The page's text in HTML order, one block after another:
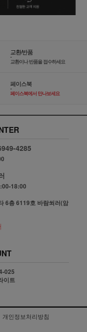
교환/반품
-
교환이나 반품을 접수하세요
페이스북
-
페이스북에서 만나보세요
4285
18:00
6층 6119호 바람쐬러(암
025
이트
개인정보처리방침